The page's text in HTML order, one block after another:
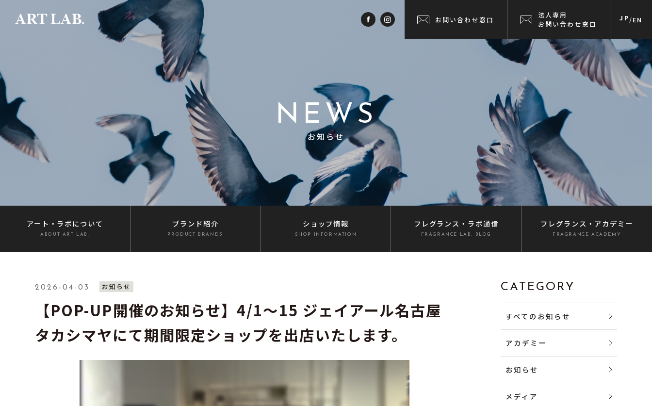
お問い合わせ窓口
法人専用
お問い合わせ窓口
JP/EN
NEWS
お知らせ
アート・ラボについて
ABOUT ART LAB.
ブランド紹介
PRODUCT BRANDS
ショップ情報
SHOP INFORMATION
フレグランス ・ラボ通信
FRAGRANCE LAB. BLOG
フレグランス ・アカデミー
FRAGRANCE ACADEMY
2026-04-03 お知らせ
【POP-UP開催のお知らせ】4/1〜15 ジェイアール名古屋
タカシマヤにて期間限定ショップを出店いたします。
CATEGORY
すべてのお知らせ
アカデミー
お知らせ
メディア